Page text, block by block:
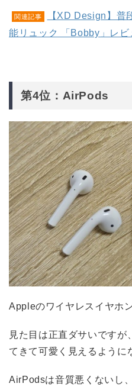
関連記事
【XD Design】普
能リュック 「Bobby」レビ
第4位：AirPods
Appleのワイヤレスイヤホ
見た目は正直ダサいです
てきて可愛く見えるように
AirPodsは音質悪くないし